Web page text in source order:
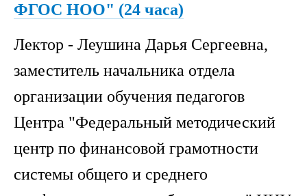
ФГОС НОО" (24 часа)
Лектор - Леушина Дарья Сергеевна,
заместитель начальника отдела
организации обучения педагогов
Центра "Федеральный методический
центр по финансовой грамотности
системы общего и среднего